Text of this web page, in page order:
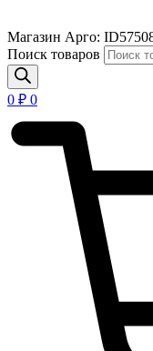
Магазин Арго:
Поиск товаров
0 ₽ 0